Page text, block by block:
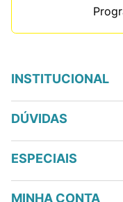
INSTITUCIONAL
DÚVIDAS
ESPECIAIS
MINHA CONTA